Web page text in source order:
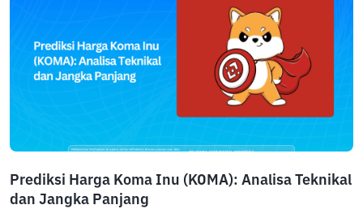
Prediksi Harga Koma Inu (KOMA): Analisa Teknikal
dan Jangka Panjang